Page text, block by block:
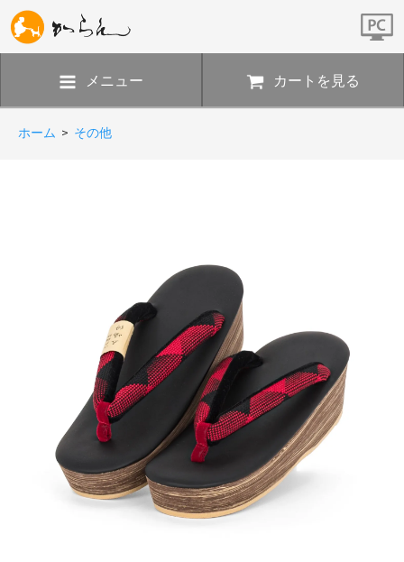
メニュー カートを見る
ホーム > その他